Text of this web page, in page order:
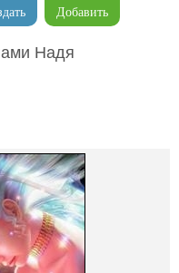
Добавить
Надя